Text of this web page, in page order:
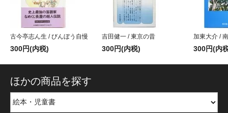
古今亭志ん生 / びんぼう自慢
300円(内税)
吉田健一 / 東京の昔
300円(内税)
加東大介 /
300円(内
ほかの商品を探す